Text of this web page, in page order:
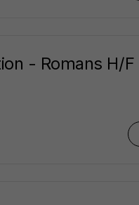
- Romans H/F